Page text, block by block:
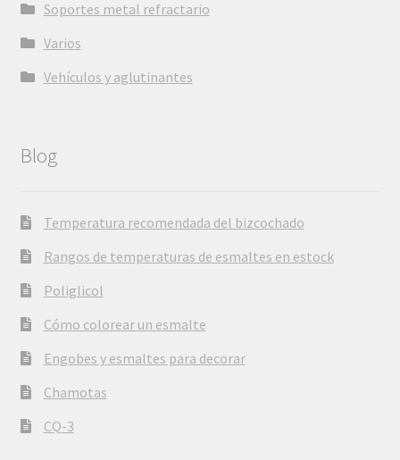
Soportes metal refractario
Varios
Vehículos y aglutinantes
Blog
Temperatura recomendada del bizcochado
Rangos de temperaturas de esmaltes en estock
Poliglicol
Cómo colorear un esmalte
Engobes y esmaltes para decorar
Chamotas
CQ-3